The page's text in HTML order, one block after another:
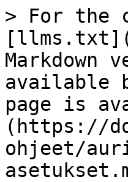
> For the
Markdown
available
page is
(https://
ohjeet/